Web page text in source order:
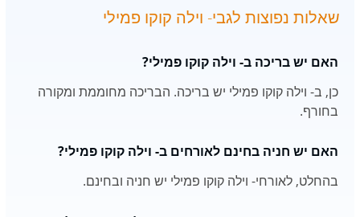
שאלות נפוצות לגבי- וילה קוקו פמילי
האם יש בריכה ב- וילה קוקו פמילי?
כן, ב- וילה קוקו פמילי יש בריכה. הבריכה מחוממת ומקורה
בחורף.
האם יש חניה בחינם לאורחים ב- וילה קוקו פמילי?
בהחלט, לאורחי- וילה קוקו פמילי יש חניה ובחינם.